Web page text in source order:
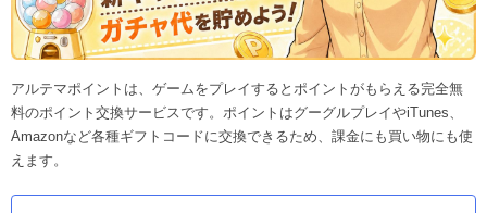
アルテマポイントは、ゲームをプレイするとポイントがもらえる完全無
料のポイント交換サービスです。ポイントはグーグルプレイやiTunes、
Amazonなど各種ギフトコードに交換できるため、課金にも買い物にも使
えます。